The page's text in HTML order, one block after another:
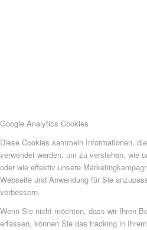
Google Analytics Cookies
Diese Cookies sammeln Informationen,
verwendet werden, um zu verstehen, wie
oder wie effektiv unsere
Webseite und Anwendung für Sie
verbessern.
Wenn Sie nicht möchten, dass wir Ihren
erfassen, können Sie das tracking in